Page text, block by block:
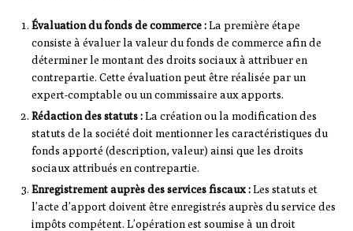
Évaluation du fonds de commerce :La première étape
consiste à évaluer la valeur du fonds de commerce afin de
déterminer le montant des droits sociaux à attribuer en
contrepartie. Cette évaluation peut être réalisée par un
expert-comptable ou un commissaire aux apports.
Rédaction des statuts :La création ou la modification des
statuts de la société doit mentionner les caractéristiques du
fonds apporté (description, valeur) ainsi que les droits
sociaux attribués en contrepartie.
Enregistrement auprès des services fiscaux :Les statuts et
l’acte d’apport doivent être enregistrés auprès du service des
impôts compétent. L’opération est soumise à un droit